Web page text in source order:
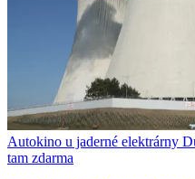
Autokino u jaderné elektrárny
tam zdarma